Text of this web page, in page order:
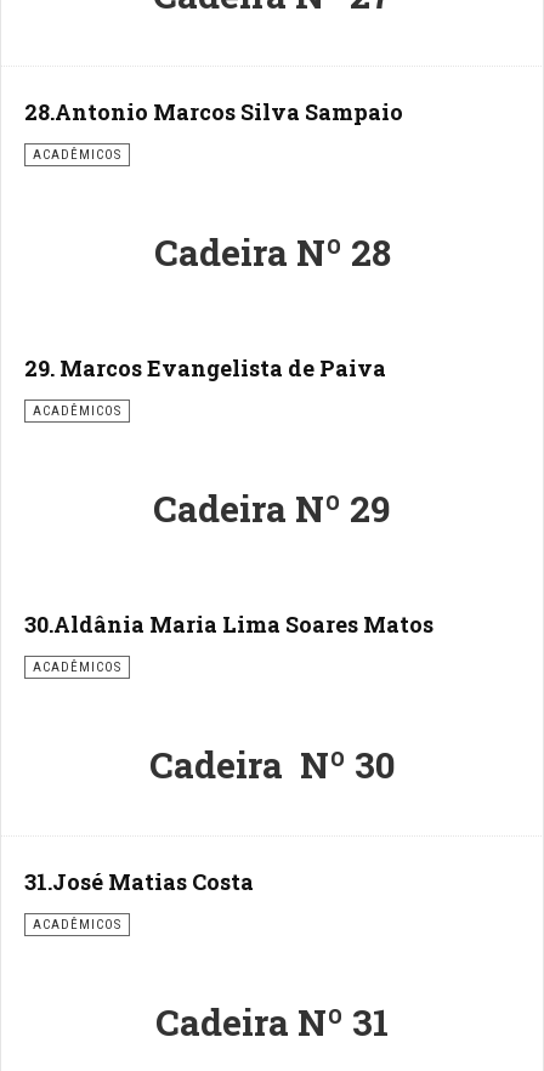
28.Antonio Marcos Silva Sampaio
ACADÊMICOS
Cadeira Nº 28
29. Marcos Evangelista de Paiva
ACADÊMICOS
Cadeira Nº 29
30.Aldânia Maria Lima Soares Matos
ACADÊMICOS
Cadeira Nº 30
31.José Matias Costa
ACADÊMICOS
Cadeira Nº 31